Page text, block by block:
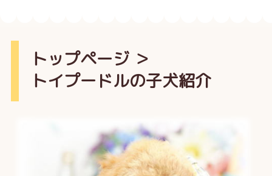
トップページ＞
トイプードルの子犬紹介